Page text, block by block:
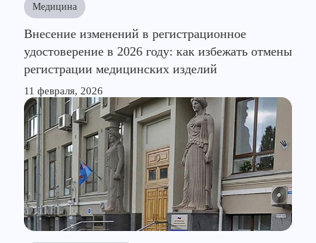
Медицина
Внесение изменений в регистрационное
удостоверение в 2026 году: как избежать отмены
регистрации медицинских изделий
11 февраля, 2026